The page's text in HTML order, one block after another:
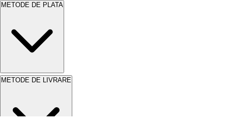
METODE DE PLATA
METODE DE LIVRARE